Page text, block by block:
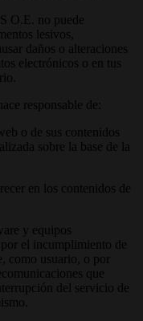
O.E. no puede
lesivos,
daños o alteraciones
electrónicos o en tus
responsable de:
o de sus contenidos
sobre la base de la
en los contenidos de
y equipos
el incumplimiento de
como usuario, o por
que
del servicio de